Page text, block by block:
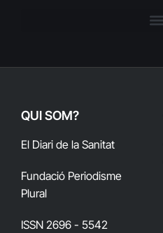
QUI SOM?
El Diari de la Sanitat
Fundació Periodisme
Plural
ISSN 2696 - 5542